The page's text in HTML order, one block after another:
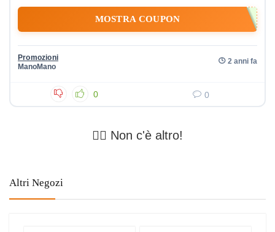
MOSTRA COUPON
Promozioni
ManoMano
2 anni fa
0 0
🤷‍♂️ Non c'è altro!
Altri Negozi